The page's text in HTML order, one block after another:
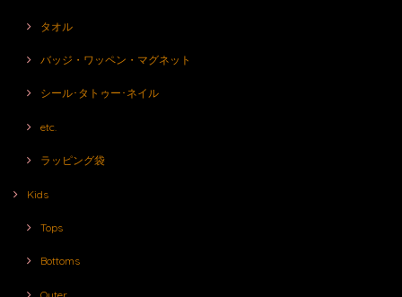
タオル
バッジ・ワッペン・マグネット
シール･タトゥー･ネイル
etc.
ラッピング袋
Kids
Tops
Bottoms